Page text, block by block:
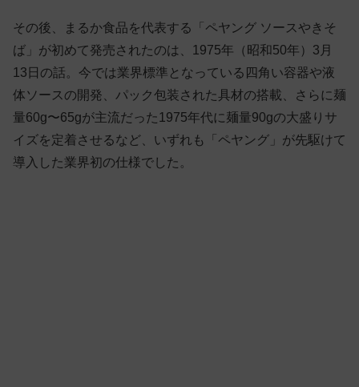
その後、まるか食品を代表する「ペヤング ソースやきそ
ば」が初めて発売されたのは、1975年（昭和50年）3月
13日の話。今では業界標準となっている四角い容器や液
体ソースの開発、パック包装された具材の搭載、さらに麺
量60g〜65gが主流だった1975年代に麺量90gの大盛りサ
イズを定着させるなど、いずれも「ペヤング」が先駆けて
導入した業界初の仕様でした。